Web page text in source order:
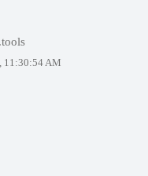
11:30:54 AM